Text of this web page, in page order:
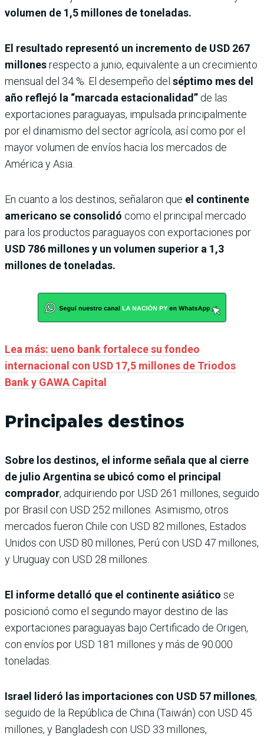
volumen de 1,5 millones de toneladas.
El resultado representó un incremento de USD 267
millonesrespecto a junio, equivalente a un crecimiento
mensual del 34 %. El desempeño del séptimo mes del
año reflejó la “marcada estacionalidad” de las
exportaciones paraguayas, impulsada principalmente
por el dinamismo del sector agrícola, así como por el
mayor volumen de envíos hacia los mercados de
América y Asia.
En cuanto a los destinos, señalaron que el continente
americano se consolidó como el principal mercado
para los productos paraguayos con exportaciones por
USD 786 millones y un volumen superior a 1,3
millones de toneladas.
Lea más: ueno bank fortalece su fondeo
internacional con USD 17,5 millones de Triodos
Bank y GAWA Capital
Principales destinos
Sobre los destinos, el informe señala que al cierre
de julio Argentina se ubicó como el principal
comprador, adquiriendo por USD 261 millones, seguido
por Brasil con USD 252 millones. Asimismo, otros
mercados fueron Chile con USD 82 millones, Estados
Unidos con USD 80 millones, Perú con USD 47 millones,
y Uruguay con USD 28 millones.
El informe detalló que el continente asiático se
posicionó como el segundo mayor destino de las
exportaciones paraguayas bajo Certificado de Origen,
con envíos por USD 181 millones y más de 90.000
toneladas.
Israel lideró las importaciones con USD 57 millones,
seguido de la República de China (Taiwán) con USD 45
millones, y Bangladesh con USD 33 millones,